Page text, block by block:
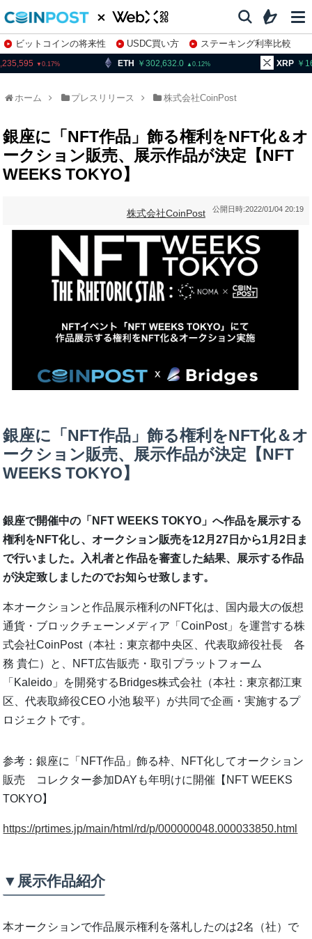
ビットコインの将来性 USDC買い方
ステーキング利率比較
株特集・関連銘柄
ETH 302,632.0 0.12 XRP
ホーム プレスリリース 株式会社CoinPost
銀座に「NFT作品」飾る権利をNFT化＆オ
ークション販売、展示作品が決定【NFT
WEEKS TOKYO】
公開日時:2022/01/04 20:19
株式会社CoinPost
銀座に「NFT作品」飾る権利をNFT化＆オ
ークション販売、展示作品が決定【NFT
WEEKS TOKYO】
銀座で開催中の「NFT WEEKS TOKYO」へ作品を展示する
権利をNFT化し、オークション販売を12月27日から1月2日ま
で行いました。入札者と作品を審査した結果、展示する作品
が決定致しましたのでお知らせ致します。
本オークションと作品展示権利のNFT化は、国内最大の仮想
通貨・ブロックチェーンメディア「CoinPost」を運営する株
式会社CoinPost（本社：東京都中央区、代表取締役社長 各
務 貴仁）と、NFT広告販売・取引プラットフォーム
「Kaleido」を開発するBridges株式会社（本社：東京都江東
区、代表取締役CEO 小池 駿平）が共同で企画・実施するプ
ロジェクトです。
参考：銀座に「NFT作品」飾る枠、NFT化してオークション
販売 コレクター参加DAYも年明けに開催【NFT WEEKS
TOKYO】
https://prtimes.jp/main/html/rd/p/000000048.000033850.html
▼展示作品紹介
本オークションで作品展示権利を落札したのは2名（社）で